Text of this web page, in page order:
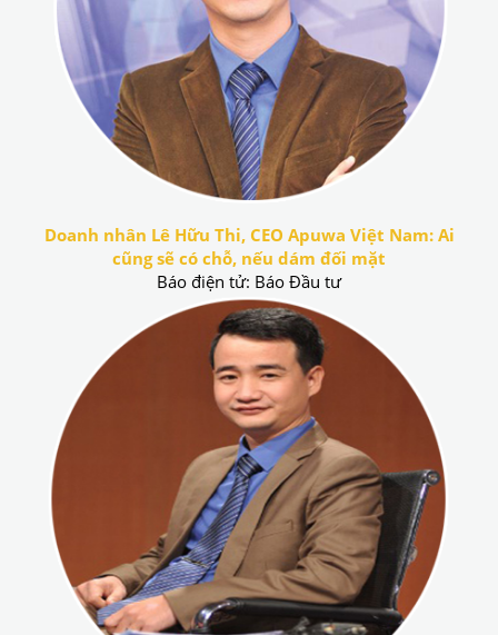
Doanh nhân Lê Hữu Thi, CEO Apuwa Việt Nam: Ai
cũng sẽ có chỗ, nếu dám đối mặt
Báo điện tử: Báo Đầu tư